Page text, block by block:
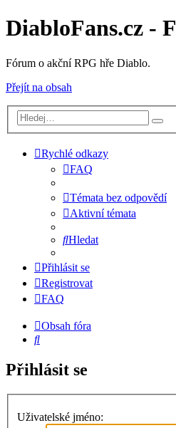
DiabloFans.cz -
Fórum o akční RPG hře Diablo.
Přejít na obsah
Rychlé odkazy
FAQ
Témata bez odpovědí
Aktivní témata
Hledat
Přihlásit se
Registrovat
FAQ
Obsah fóra
Hledat
Přihlásit se
Uživatelské jméno: